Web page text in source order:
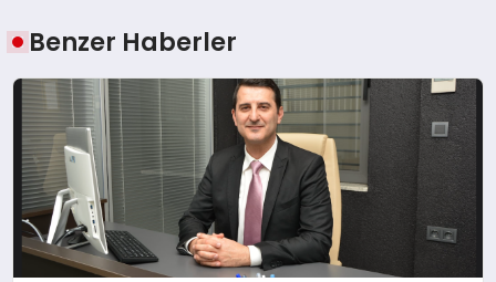
Benzer Haberler